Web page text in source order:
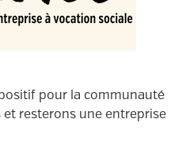
pour la communauté
resterons une entreprise